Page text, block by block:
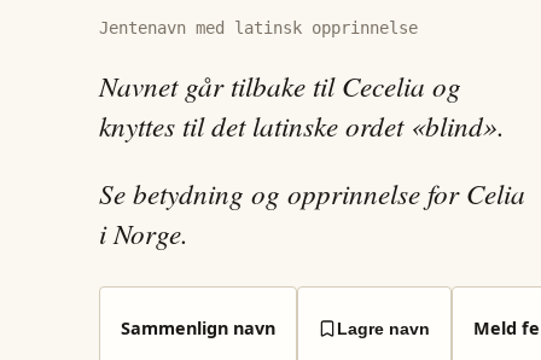
Jentenavn med latinsk opprinnelse
Navnet går tilbake til Cecelia og
knyttes til det latinske ordet «blind».
Se betydning og opprinnelse for Celia
i Norge.
Sammenlign navn Lagre navn Meld